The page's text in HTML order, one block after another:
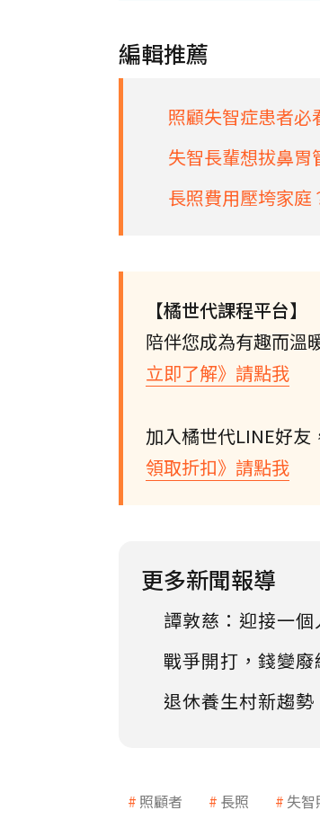
編輯推薦
照顧失智症患者
失智長輩想拔鼻
長照費用壓垮家庭
【橘世代課程平台】
陪伴您成為有趣而溫
立即了解》請點我
加入橘世代LINE好友
領取折扣》請點我
更多新聞報導
譚敦慈：迎接一
戰爭開打，錢變
退休養生村新趨
照顧者 長照 失